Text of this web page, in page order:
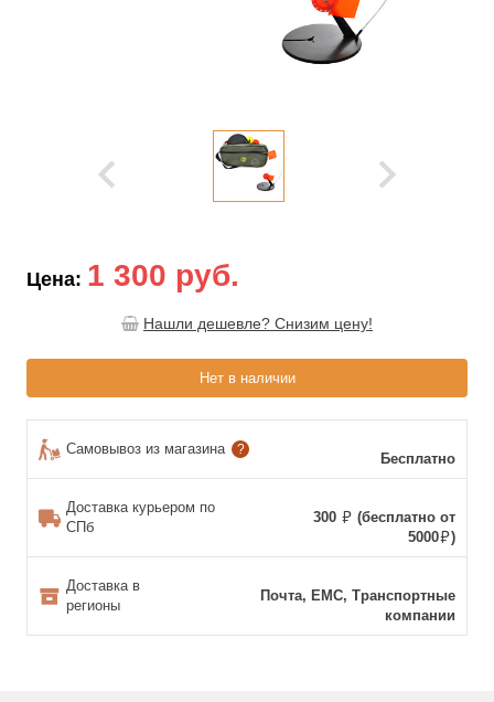
Цена: 1 300 руб.
Нашли дешевле? Снизим цену!
Нет в наличии
Самовывоз из магазина ?
Бесплатно
Доставка курьером по
СПб
300
(бесплатно от
5000
)
Доставка в
регионы
Почта, ЕМС, Транспортные
компании